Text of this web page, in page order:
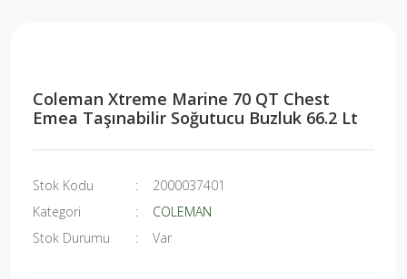
Coleman Xtreme Marine 70 QT Chest
Emea Taşınabilir Soğutucu Buzluk 66.2 Lt
Stok Kodu
2000037401
Kategori
COLEMAN
Stok Durumu
Var